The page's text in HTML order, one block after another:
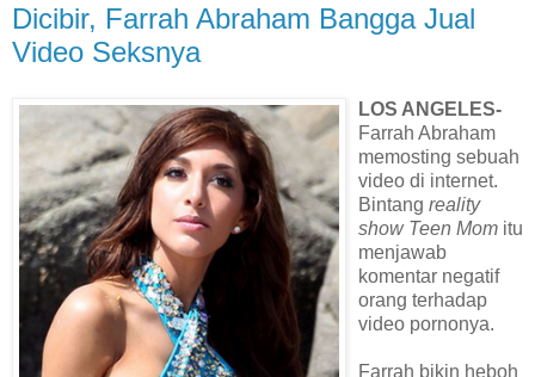
Dicibir, Farrah Abraham Bangga Jual
Video Seksnya
LOS ANGELES-
Farrah Abraham
memosting sebuah
video di internet.
Bintang reality
show Teen Mom itu
menjawab
komentar negatif
orang terhadap
video pornonya.
Farrah bikin heboh